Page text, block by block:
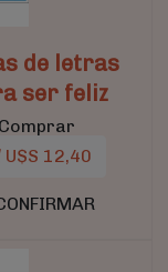
de letras
ser feliz
Comprar
U$S 12,40